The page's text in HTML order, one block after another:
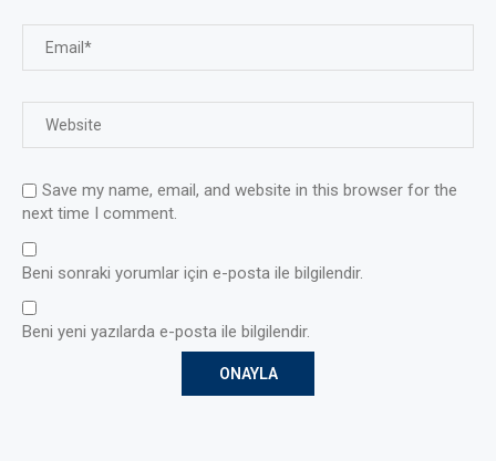
Save my name, email, and website in this browser for the
next time I comment.
Beni sonraki yorumlar için e-posta ile bilgilendir.
Beni yeni yazılarda e-posta ile bilgilendir.